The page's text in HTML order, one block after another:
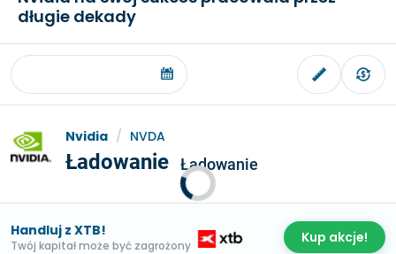
długie dekady
Nvidia / NVDA
Ładowanie Ładowanie
Handluj z XTB!
Twój kapitał może być zagrożony Kup akcje!